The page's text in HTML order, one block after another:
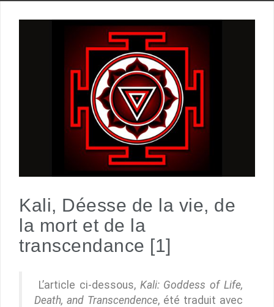
Kali, Déesse de la vie, de
la mort et de la
transcendance [1]
L’article ci-dessous, Kali: Goddess of Life,
Death, and Transcendence, été traduit avec